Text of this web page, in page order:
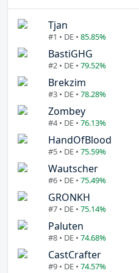
Tjan
#1 • DE • 85.85%
BastiGHG
#2 • DE • 79.52%
Brekzim
#3 • DE • 78.28%
Zombey
#4 • DE • 76.13%
HandOfBlood
#5 • DE • 75.59%
Wautscher
#6 • DE • 75.49%
GRONKH
#7 • DE • 75.14%
Paluten
#8 • DE • 74.68%
CastCrafter
#9 • DE • 74.57%